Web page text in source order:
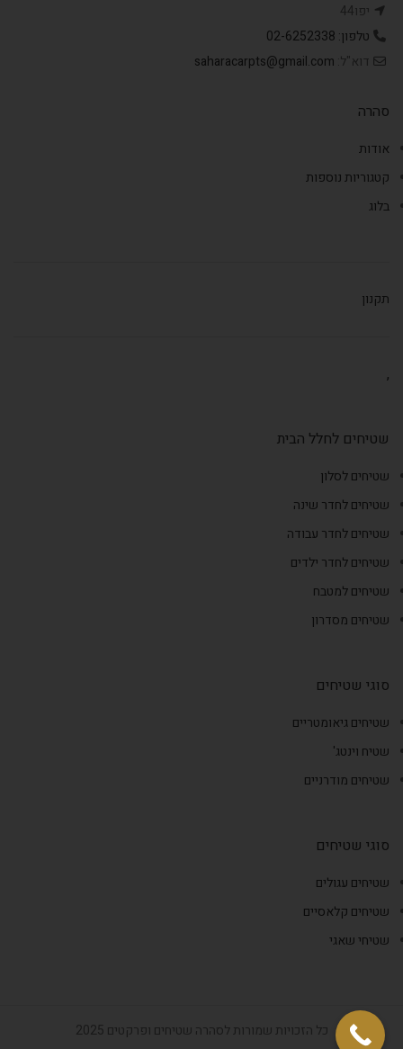
יפו44
טלפון: 02-6252338
דוא"ל: saharacarpts@gmail.com
סהרה
אודות
קטגוריות נוספות
בלוג
תקנון
,
שטיחים לחלל הבית
שטיחים לסלון
שטיחים לחדר שינה
שטיחים לחדר עבודה
שטיחים לחדר ילדים
שטיחים למטבח
שטיחים מסדרון
סוגי שטיחים
שטיחים גיאומטריים
שטיח וינטג'
שטיחים מודרניים
סוגי שטיחים
שטיחים עגולים
שטיחים קלאסיים
שטיחי שאגי
כל הזכויות שמורות לסהרה שטיחים ופרקטים 2025